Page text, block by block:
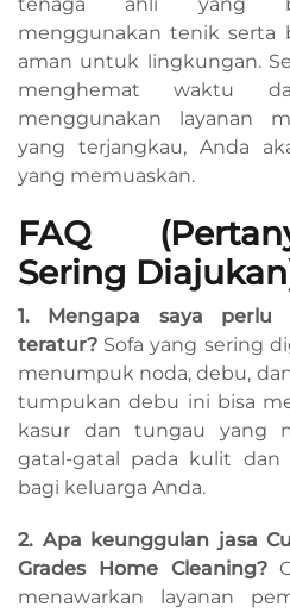
tenaga ahli yang
menggunakan tenik serta
aman untuk lingkungan.
menghemat waktu
menggunakan layanan
yang terjangkau, Anda
yang memuaskan.
FAQ
Sering
1. Mengapa saya perlu
teratur? Sofa yang sering
menumpuk noda, debu,
tumpukan debu ini bisa
kasur dan tungau yang
gatal-gatal pada kulit dan
bagi keluarga Anda.
2. Apa keunggulan jasa
Grades Home Cleaning?
menawarkan layanan